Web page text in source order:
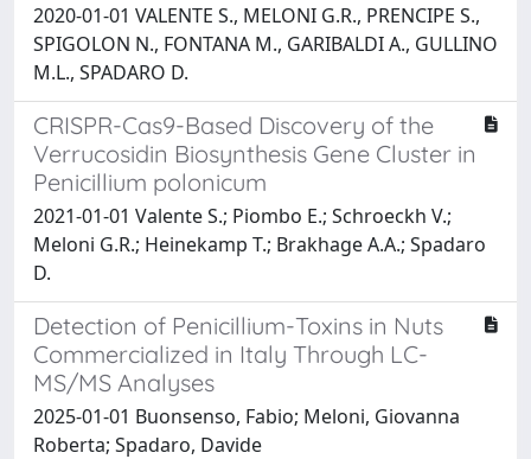
2020-01-01 VALENTE S., MELONI G.R., PRENCIPE S.,
SPIGOLON N., FONTANA M., GARIBALDI A., GULLINO
M.L., SPADARO D.
CRISPR-Cas9-Based Discovery of the
Verrucosidin Biosynthesis Gene Cluster in
Penicillium polonicum
2021-01-01 Valente S.; Piombo E.; Schroeckh V.;
Meloni G.R.; Heinekamp T.; Brakhage A.A.; Spadaro
D.
Detection of Penicillium-Toxins in Nuts
Commercialized in Italy Through LC-
MS/MS Analyses
2025-01-01 Buonsenso, Fabio; Meloni, Giovanna
Roberta; Spadaro, Davide